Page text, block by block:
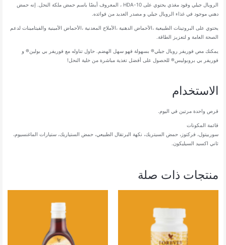
الرويال جيلي وقود مغذي يحتوي على 10-HDA ، المعروف أيضًا باسم حمض ملكة النحل. إنه حمض
دهني موجود في غذاء الرويال جيلي و مصدر العديد من فوائده.
يحتوي على البروتينات الطبيعية ،الأحماض الدهنية ،الأملاح المعدنية ،الأحماض الأمينية والفيتامينات لدعم
الصحة العامة و لتعزيز الطاقة.
يمكنك مص فوريفر رويال جيلي® بسهولة فهو سهل الهضم. حاول تناوله مع فوريفر بي بولين® و
فوريفر بي بروبوليس® للحصول على أفضل تغذية مباشرة من خلية النحل!
الاستخدام
قرص واحدة مرتين في اليوم.
قائمة المكونات
سوربيتول، فركتوز، حمض السيتريك، نكهة البرتقال الطبيعي، حمض الستياريك، ستيارات الماغنسيوم،
ثاني اكسيد السيليكون.
منتجات ذات صلة